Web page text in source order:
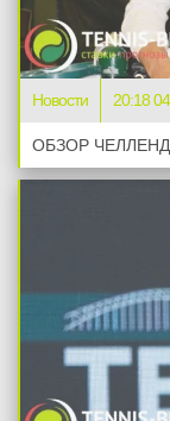
Новости 20:18
ОБЗОР